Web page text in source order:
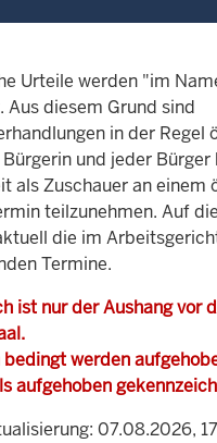
Urteile werden "im
Aus diesem Grund sind
in der Regel
und jeder Bürger
als Zuschauer an einem
teilzunehmen. Auf
die im
Termine.
ist nur der Aushang vor
bedingt werden
aufgehoben
07.08.2026,